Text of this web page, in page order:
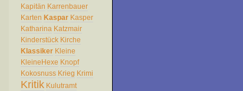
Kapitän Karrenbauer
Karten Kaspar Kasper
Katharina Katzmair
Kinderstück Kirche
Klassiker Kleine
KleineHexe Knopf
Kokosnuss Krieg Krimi
Kritik Kulutramt